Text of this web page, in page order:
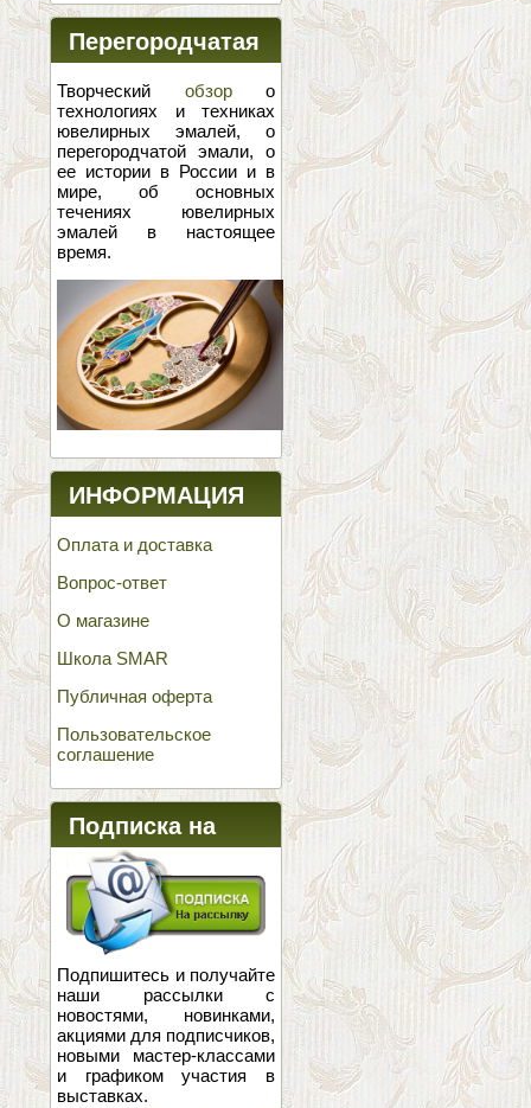
Перегородчатая
эмаль
Творческий обзоро
технологиях и техниках
ювелирных эмалей, о
перегородчатой эмали, о
ее истории в России и в
мире, об основных
течениях ювелирных
эмалей в настоящее
время.
ИНФОРМАЦИЯ
Оплата и доставка
Вопрос-ответ
О магазине
Школа SMAR
Публичная оферта
Пользовательское
соглашение
Подписка на
новости
Подпишитесь и получайте
наши рассылки с
новостями, новинками,
акциями для подписчиков,
новыми мастер-классами
и графиком участия в
выставках.